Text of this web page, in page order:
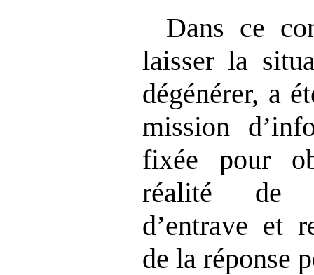
Dans ce
laisser la
dégénérer, a
mission
fixée pour
réalité de
d’entrave et
de la réponse